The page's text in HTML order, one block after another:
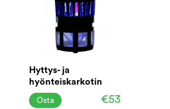
Hyttys- ja
hyönteiskarkotin
25TM, 100 m2
€53
Osta